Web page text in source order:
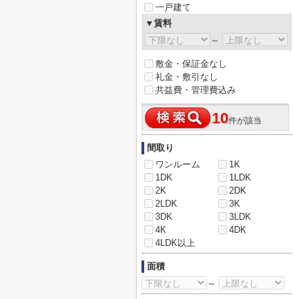
一戸建て
▼賃料
～
敷金・保証金なし
礼金・敷引なし
共益費・管理費込み
10件が該当
間取り
ワンルーム
1K
1DK
1LDK
2K
2DK
2LDK
3K
3DK
3LDK
4K
4DK
4LDK以上
面積
～